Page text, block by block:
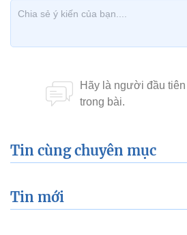
Tin cùng chuyên mục
Tin mới